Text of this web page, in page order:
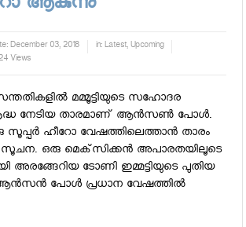
ആകുന്നു
December 03, 2018 in:Latest,Upcoming
Views
മമ്മൂട്ടിയുടെ സഹോദര
നേടിയ താരമാണ് ആന്‍സണ്‍ പോള്‍.
ഹീറോ വേഷത്തിലെത്താന്‍ താരം
സൂചന. ഒരു മെക്‌സിക്കന്‍ അപാരതയിലൂടെ
അരങ്ങേറിയ ടോണി ഇമ്മട്ടിയുടെ പുതിയ
ആന്‍സന്‍ പോള്‍ പ്രധാന വേഷത്തില്‍